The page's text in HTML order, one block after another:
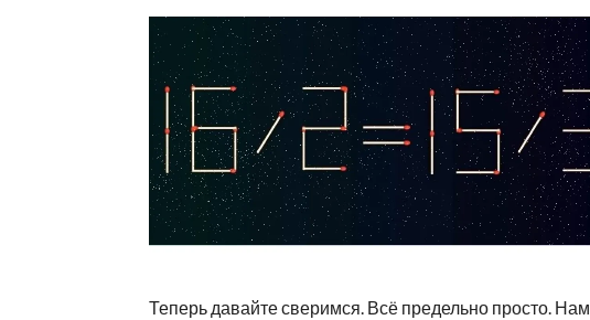
Теперь давайте сверимся. Всё предельно просто. Нам